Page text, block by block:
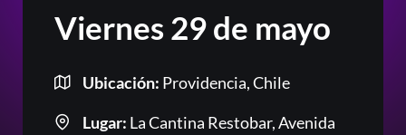
Viernes 29 de mayo
Ubicación: Providencia, Chile
Lugar: La Cantina Restobar, Avenida